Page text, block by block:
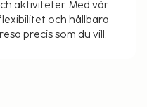
aktiviteter. Med vår
och hållbara
precis som du vill.